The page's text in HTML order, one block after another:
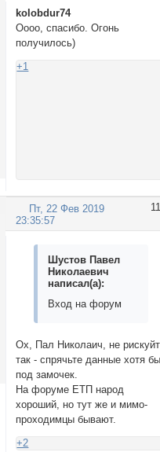
kolobdur74
Оооо, спасибо. Огонь
получилось)
+1
11
Пт, 22 Фев 2019
23:35:57
Шустов Павел
Николаевич
написал(а):
Вход на форум
Ох, Пал Николаич, не
так - спрячьте данные хотя
под замочек.
На форуме ЕТП народ
хороший, но тут же и мимо-
проходимцы бывают.
+2